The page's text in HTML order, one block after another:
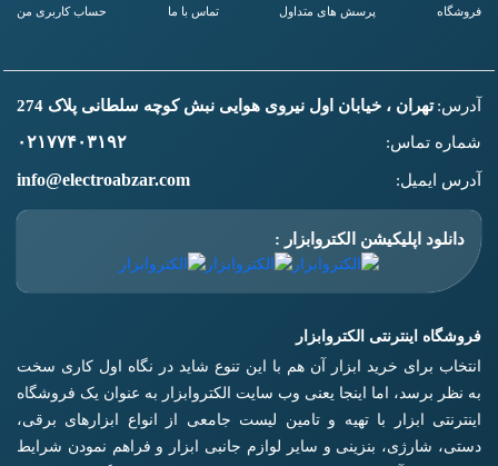
فروشگاه پرسش های متداول تماس با ما حساب کاربری من
آدرس: تهران ، خیابان اول نیروی هوایی نبش کوچه سلطانی پلاک 274
شماره تماس: ۰۲۱۷۷۴۰۳۱۹۲
آدرس ایمیل: info@electroabzar.com
دانلود اپلیکیشن الکتروابزار :
فروشگاه اینترنتی الکتروابزار
انتخاب برای خرید ابزار آن هم با این تنوع شاید در نگاه اول کاری سخت
به نظر برسد، اما اینجا یعنی وب سایت الکتروابزار به عنوان یک فروشگاه
اینترنتی ابزار با تهیه و تامین لیست جامعی از انواع ابزار‌های برقی،
دستی، شارژی، بنزینی و سایر لوازم جانبی ابزار و فراهم نمودن شرایط